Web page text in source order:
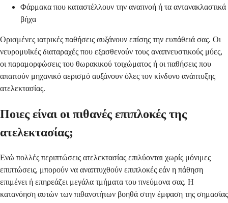
Φάρμακα που καταστέλλουν την αναπνοή ή τα αντανακλαστικά
βήχα
Ορισμένες ιατρικές παθήσεις αυξάνουν επίσης την ευπάθειά σας. Οι
νευρομυϊκές διαταραχές που εξασθενούν τους αναπνευστικούς μύες,
οι παραμορφώσεις του θωρακικού τοιχώματος ή οι παθήσεις που
απαιτούν μηχανικό αερισμό αυξάνουν όλες τον κίνδυνο ανάπτυξης
ατελεκτασίας.
Ποιες είναι οι πιθανές επιπλοκές της
ατελεκτασίας;
Ενώ πολλές περιπτώσεις ατελεκτασίας επιλύονται χωρίς μόνιμες
επιπτώσεις, μπορούν να αναπτυχθούν επιπλοκές εάν η πάθηση
επιμένει ή επηρεάζει μεγάλα τμήματα του πνεύμονα σας. Η
κατανόηση αυτών των πιθανοτήτων βοηθά στην έμφαση της σημασίας